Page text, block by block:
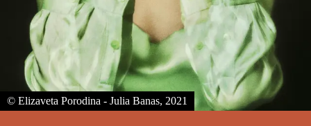
© Elizaveta Porodina - Julia Banas, 2021